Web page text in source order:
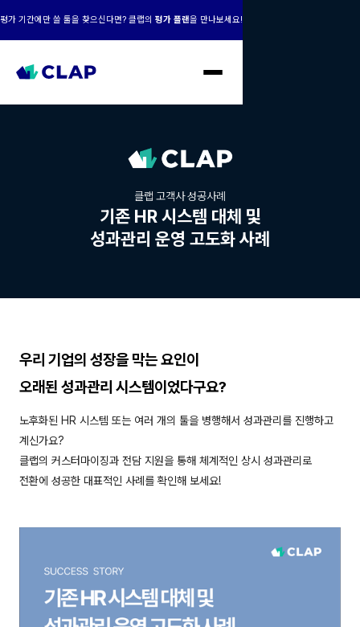
평가 기간에만 쓸 툴을 찾으신다면? 클랩의 평가 플랜을 만나보세요!
클랩 고객사 성공사례
기존 HR 시스템 대체 및
성과관리 운영 고도화 사례
우리 기업의 성장을 막는 요인이
오래된 성과관리 시스템이었다구요?
노후화된 HR 시스템 또는 여러 개의 툴을 병행해서 성과관리를 진행하고
계신가요?
클랩의 커스터마이징과 전담 지원을 통해 체계적인 상시 성과관리로
전환에 성공한 대표적인 사례를 확인해 보세요!